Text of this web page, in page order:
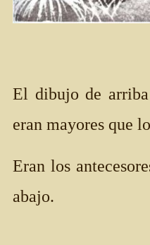
El dibujo de
eran mayores que
Eran los
abajo.